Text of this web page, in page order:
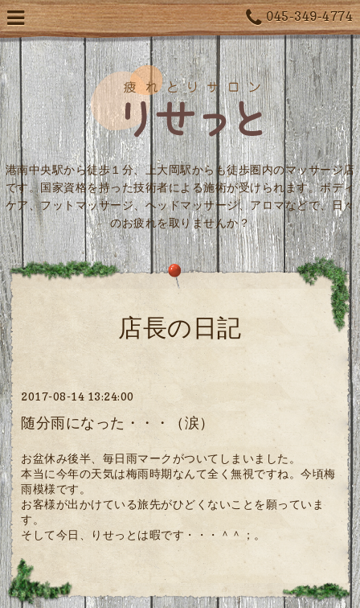
045-349-4774
港南中央駅から徒歩１分、上大岡駅からも徒歩圏内のマッサージ店
です。国家資格を持った技術者による施術が受けられます。ボディ
ケア、フットマッサージ、ヘッドマッサージ、アロマなどで、日々
のお疲れを取りませんか？
店長の日記
2017-08-14 13:24:00
随分雨になった・・・（涙）
お盆休み後半、毎日雨マークがついてしまいました。
本当に今年の天気は梅雨時期なんて全く無視ですね。今頃梅
雨模様です。
お客様が出かけている旅先がひどくないことを願っていま
す。
そして今日、りせっとは暇です・・・＾＾；。